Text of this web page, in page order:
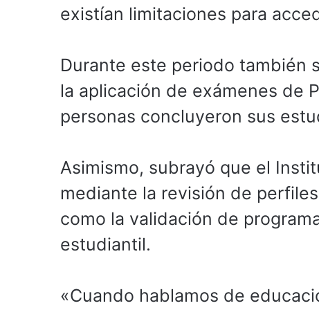
existían limitaciones para
Durante este periodo también
la aplicación de exámenes de
personas concluyeron sus
Asimismo, subrayó que el
mediante la revisión de
como la validación de
estudiantil.
«Cuando hablamos de